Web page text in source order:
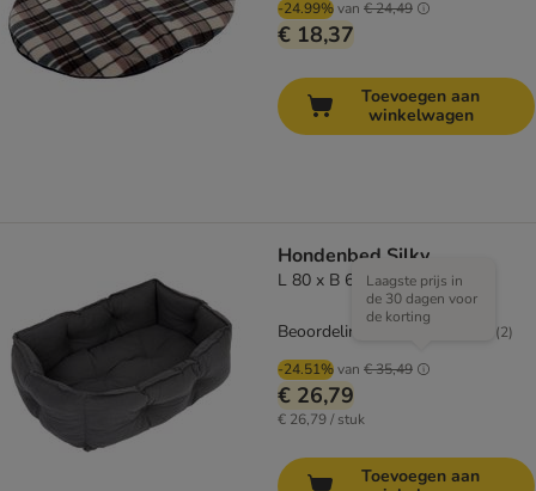
-24.99%van € 24,49
€ 18,37
Toevoegen aan
winkelwagen
Hondenbed Silky
L 80 x B 60 x H 21 cm
-24.51%van € 35,49
Laagste prijs in
de 30 dagen voor
de korting
€ 26,79
€ 26,79 / stuk
Beoordeling: 3/5 (2)
Toevoegen aan